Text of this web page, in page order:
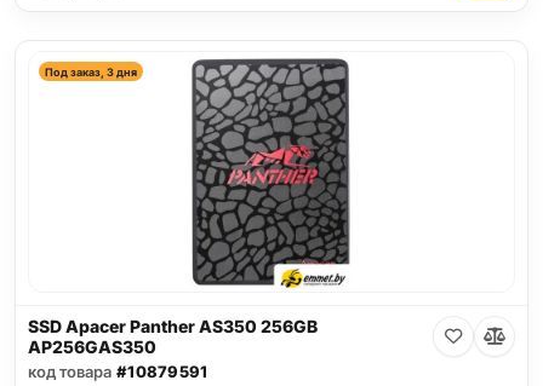
Под заказ, 3 дня
SSD Apacer Panther AS350 256GB
AP256GAS350
код товара #10879591